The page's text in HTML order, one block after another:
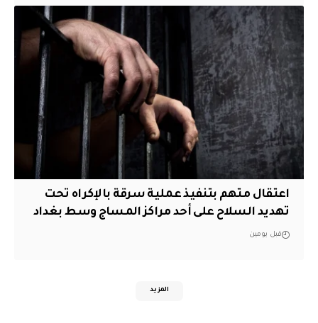
اعتقال متهم بتنفيذ عملية سرقة بالإكراه تحت
تهديد السلاح على أحد مراكز المساج وسط بغداد
قبل يومين
المزيد